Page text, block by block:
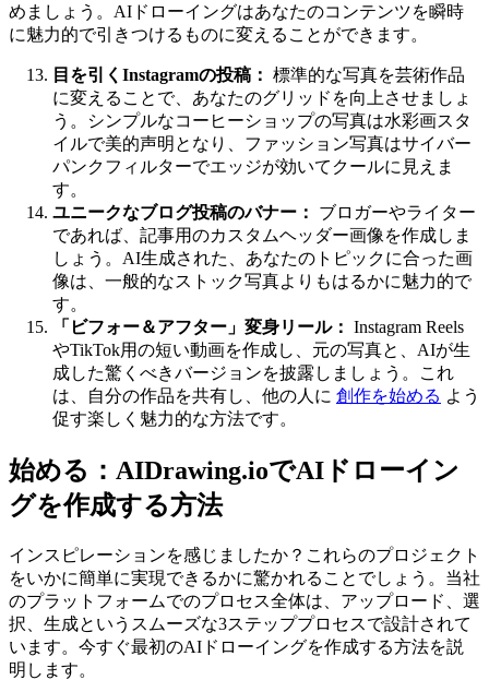
めましょう。AIドローイングはあなたのコンテンツを瞬時
に魅力的で引きつけるものに変えることができます。
目を引くInstagramの投稿： 標準的な写真を芸術作品
に変えることで、あなたのグリッドを向上させましょ
う。シンプルなコーヒーショップの写真は水彩画スタ
イルで美的声明となり、ファッション写真はサイバー
パンクフィルターでエッジが効いてクールに見えま
す。
ユニークなブログ投稿のバナー：
ブロガーやライター
であれば、記事用のカスタムヘッダー画像を作成しま
しょう。AI生成された、あなたのトピックに合った画
像は、一般的なストック写真よりもはるかに魅力的で
す。
「ビフォー＆アフター」変身リール： Instagram Reels
やTikTok用の短い動画を作成し、元の写真と、AIが生
成した驚くべきバージョンを披露しましょう。これ
は、自分の作品を共有し、他の人に 創作を始める よう
促す楽しく魅力的な方法です。
始める：AIDrawing.ioでAIドローイン
グを作成する方法
インスピレーションを感じましたか？これらのプロジェクト
をいかに簡単に実現できるかに驚かれることでしょう。当社
のプラットフォームでのプロセス全体は、アップロード、選
択、生成というスムーズな3ステッププロセスで設計されて
います。今すぐ最初のAIドローイングを作成する方法を説
明します。